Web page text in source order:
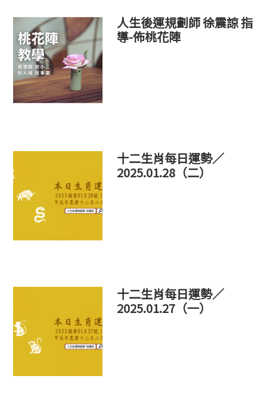
人生後運規劃師 徐震諒 指
導-佈桃花陣
十二生肖每日運勢／
2025.01.28（二）
十二生肖每日運勢／
2025.01.27（一）